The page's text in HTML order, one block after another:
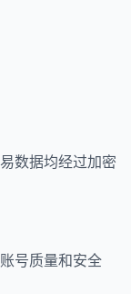
数据均经过加密
号质量和安全